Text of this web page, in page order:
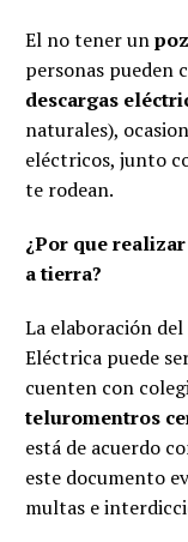
El no tener un
personas pueden
descargas
naturales),
eléctricos, junto
te rodean.
¿Por que
a tierra?
La elaboración
Eléctrica puede
cuenten con
teluromentros
está de acuerdo
este documento
multas e